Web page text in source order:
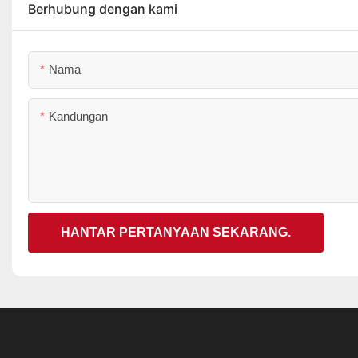
Berhubung dengan kami
Nama
Kandungan
HANTAR PERTANYAAN SEKARANG.